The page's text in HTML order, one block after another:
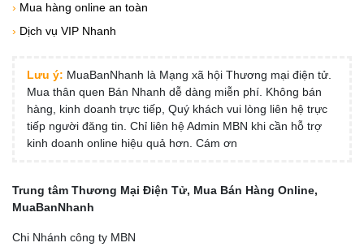
› Mua hàng online an toàn
› Dịch vụ VIP Nhanh
Lưu ý: MuaBanNhanh là Mạng xã hội Thương mại điện tử.
Mua thân quen Bán Nhanh dễ dàng miễn phí. Không bán
hàng, kinh doanh trực tiếp, Quý khách vui lòng liên hệ trực
tiếp người đăng tin. Chỉ liên hệ Admin MBN khi cần hỗ trợ
kinh doanh online hiệu quả hơn. Cám ơn
Trung tâm Thương Mại Điện Tử, Mua Bán Hàng Online,
MuaBanNhanh
Chi Nhánh công ty MBN